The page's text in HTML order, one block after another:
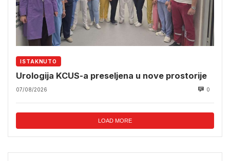
ISTAKNUTO
Urologija KCUS-a preseljena u nove prostorije
07/08/2026 0
LOAD MORE